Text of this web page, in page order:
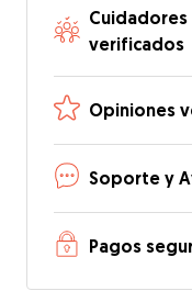
Cuidadores
verificados
Opiniones
Soporte y
Pagos